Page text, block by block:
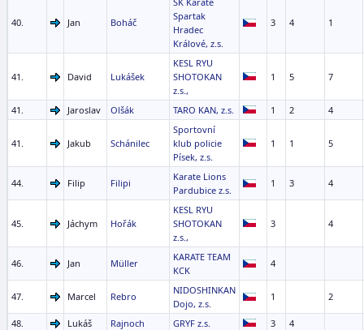
40. Jan Boháč
Spartak
Hradec
Králové, z.s.
3 4 1
41. David Lukášek
KESL RYU
SHOTOKAN
z.s.,
1 5 7
41. Jaroslav Olšák TARO KAN, z.s. 1 2 4
41. Jakub Schánilec
Sportovní
klub policie
Písek, z.s.
1 1 5
44. Filip Filipi
Karate Lions
Pardubice z.s.
1 3 4
45. Jáchym Hořák
KESL RYU
SHOTOKAN
z.s.,
3 4
46. Jan Müller
KARATE TEAM
KCK
4
47. Marcel Rebro
NIDOSHINKAN
Dojo, z.s.
1 2
48. Lukáš Rajnoch GRYF z.s. 3 4